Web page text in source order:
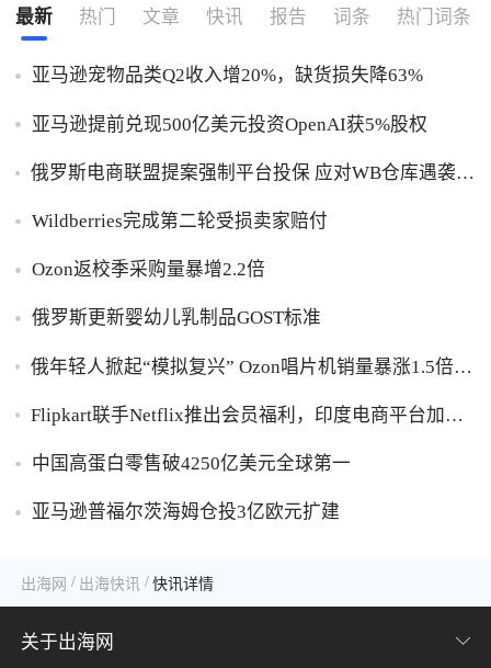
最新 热门 文章 快讯 报告 词条 热门词条
亚马逊宠物品类Q2收入增20%，缺货损失降63%
亚马逊提前兑现500亿美元投资OpenAI获5%股权
俄罗斯电商联盟提案强制平台投保 应对WB仓库遇袭卖
Wildberries完成第二轮受损卖家赔付
Ozon返校季采购量暴增2.2倍
俄罗斯更新婴幼儿乳制品GOST标准
俄年轻人掀起“模拟复兴” Ozon唱片机销量暴涨1.5倍黑
Flipkart联手Netflix推出会员福利，印度电商平台加码
中国高蛋白零售破4250亿美元全球第一
亚马逊普福尔茨海姆仓投3亿欧元扩建
出海网 / 出海快讯 / 快讯详情
关于出海网